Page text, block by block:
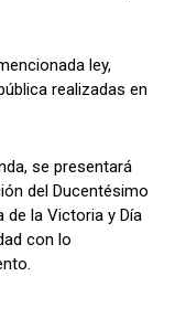
ley,
realizadas en
se presentará
del Ducentésimo
de la Victoria y Día
con lo